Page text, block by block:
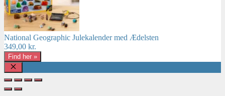
National Geographic Julekalender med Ædelsten
349,00 kr.
Find her »
Luk